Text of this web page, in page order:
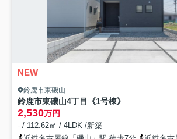
NEW
鈴鹿市東磯山
鈴鹿市東磯山4丁目《1号棟》
2,530万円
- / 112.62㎡ / 4LDK /新築